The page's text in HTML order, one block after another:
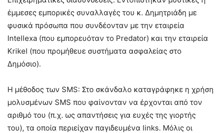
έμμεσες εμπορικές συναλλαγές του κ. Δημητριάδη με
φυσικά πρόσωπα που συνδέονταν με την εταιρεία
Intellexa (που εμπορευόταν το Predator) και την εταιρεία
Krikel (που προμήθευε συστήματα ασφαλείας στο
Δημόσιο).
Η μέθοδος των SMS: Στο σκάνδαλο καταγράφηκε η χρήση
μολυσμένων SMS που φαίνονταν να έρχονται από τον
αριθμό του (π.χ. ως απαντήσεις για ευχές της γιορτής
του), τα οποία περιείχαν παγιδευμένα links. Μόλις οι